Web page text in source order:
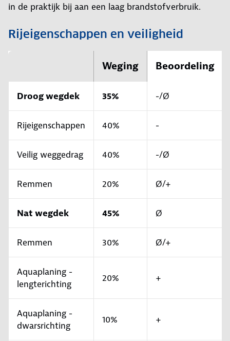
in de praktijk bij aan een laag brandstofverbruik.
Rijeigenschappen en veiligheid
Weging Beoordeling
Droog wegdek 35% -/Ø
Rijeigenschappen 40% -
Veilig weggedrag 40% -/Ø
Remmen 20% Ø/+
Nat wegdek 45% Ø
Remmen 30% Ø/+
Aquaplaning -
lengterichting
20% +
Aquaplaning -
dwarsrichting
10% +